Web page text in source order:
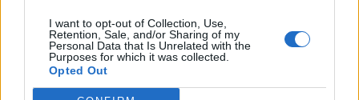
I want to opt-out of Collection, Use,
Retention, Sale, and/or Sharing of my
Personal Data that Is Unrelated with the
Purposes for which it was collected.
Opted Out